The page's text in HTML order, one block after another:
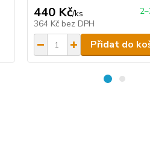
440 Kč/ks
364 Kč bez DPH
Přidat do